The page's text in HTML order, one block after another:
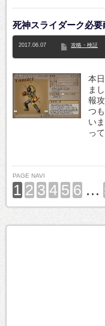
死神スライダーク必
2017.06.07 攻略・検証
本
ま
報
つ
い
っ
PAGE NAVI
1 2 3 4 5 6 …